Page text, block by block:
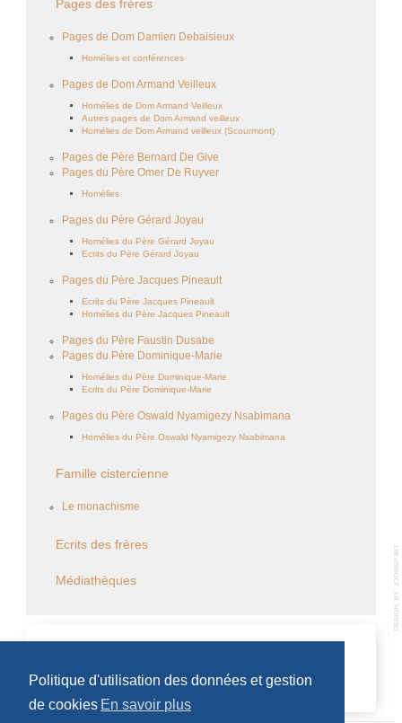
Politique d'utilisation des données et gestion
de cookies En savoir plus
Pages des frères
Pages de Dom Damien Debaisieux
Homélies et conférences
Pages de Dom Armand Veilleux
Homélies de Dom Armand Veilleux
Autres pages de Dom Armand veilleux
Homélies de Dom Armand veilleux (Scourmont)
Pages de Père Bernard De Give
Pages du Père Omer De Ruyver
Homélies
Pages du Père Gérard Joyau
Homélies du Père Gérard Joyau
Ecrits du Père Gérard Joyau
Pages du Père Jacques Pineault
Ecrits du Père Jacques Pineault
Homélies du Père Jacques Pineault
Pages du Père Faustin Dusabe
Pages du Père Dominique-Marie
Homélies du Père Dominique-Marie
Ecrits du Père Dominique-Marie
Pages du Père Oswald Nyamigezy Nsabimana
Homélies du Père Oswald Nyamigezy Nsabimana
Famille cistercienne
Le monachisme
Ecrits des frères
Médiathèques
Aucun évènement